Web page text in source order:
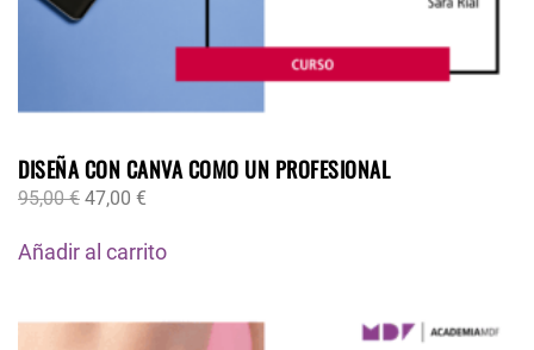
DISEÑA CON CANVA COMO UN PROFESIONAL
95,00€ 47,00 €
Añadir al carrito